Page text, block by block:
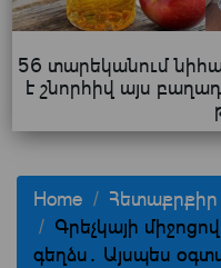
56 տարեկանում
է շնորհիվ այս
Home
Հետաքրքիր
Գրեչկայի
գեղձս․ Այսպես